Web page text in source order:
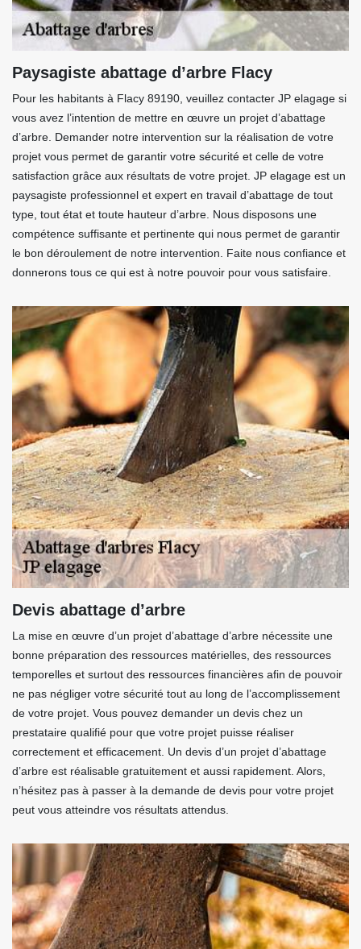
Paysagiste abattage d’arbre Flacy
Pour les habitants à Flacy 89190, veuillez contacter JP elagage si
vous avez l’intention de mettre en œuvre un projet d’abattage
d’arbre. Demander notre intervention sur la réalisation de votre
projet vous permet de garantir votre sécurité et celle de votre
satisfaction grâce aux résultats de votre projet. JP elagage est un
paysagiste professionnel et expert en travail d’abattage de tout
type, tout état et toute hauteur d’arbre. Nous disposons une
compétence suffisante et pertinente qui nous permet de garantir
le bon déroulement de notre intervention. Faite nous confiance et
donnerons tous ce qui est à notre pouvoir pour vous satisfaire.
Devis abattage d’arbre
La mise en œuvre d’un projet d’abattage d’arbre nécessite une
bonne préparation des ressources matérielles, des ressources
temporelles et surtout des ressources financières afin de pouvoir
ne pas négliger votre sécurité tout au long de l’accomplissement
de votre projet. Vous pouvez demander un devis chez un
prestataire qualifié pour que votre projet puisse réaliser
correctement et efficacement. Un devis d’un projet d’abattage
d’arbre est réalisable gratuitement et aussi rapidement. Alors,
n’hésitez pas à passer à la demande de devis pour votre projet
peut vous atteindre vos résultats attendus.